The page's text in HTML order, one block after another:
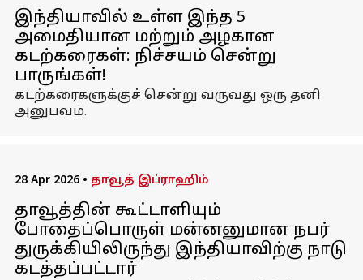
இந்தியாவில் உள்ள இந்த 5
அமைதியான மற்றும் அழகான
கடற்கரைகள்: நிச்சயம் சென்று
பாருங்கள்!
கடற்கரைகளுக்குச் சென்று வருவது ஒரு தனி
அனுபவம்.
28 Apr 2026 • தாவூத் இப்ராஹிம்
தாவூத்தின் கூட்டாளியும்
போதைப்பொருள் மன்னனுமான நபர்
துருக்கியிலிருந்து இந்தியாவிற்கு நாடு
கடத்தப்பட்டார்